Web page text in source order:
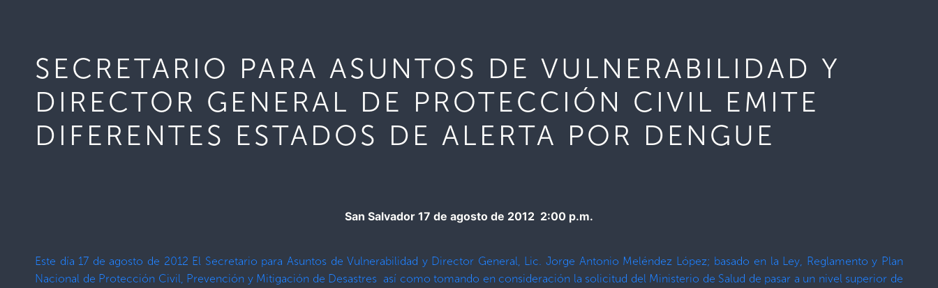
SECRETARIO PARA ASUNTOS DE VULNERABILIDAD Y
DIRECTOR GENERAL DE PROTECCIÓN CIVIL EMITE
DIFERENTES ESTADOS DE ALERTA POR DENGUE
San Salvador 17 de agosto de 2012 2:00 p.m.
Este día 17 de agosto de 2012 El Secretario para Asuntos de Vulnerabilidad y Director General, Lic. Jorge Antonio Meléndez López; basado en la Ley, Reglamento y Plan
Nacional de Protección Civil, Prevención y Mitigación de Desastres así como tomando en consideración la solicitud del Ministerio de Salud de pasar a un nivel superior de